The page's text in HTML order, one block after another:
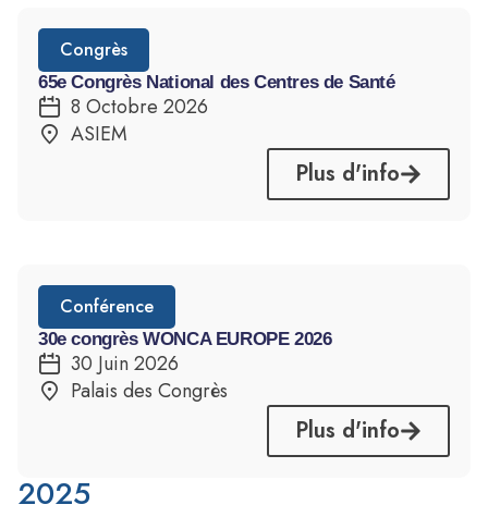
Congrès
65e Congrès National des Centres de Santé
8 Octobre 2026
ASIEM
Plus d'info
Conférence
30e congrès WONCA EUROPE 2026
30 Juin 2026
Palais des Congrès
Plus d'info
2025